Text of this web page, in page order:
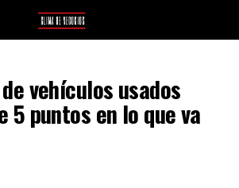
vehículos usados
5 puntos en lo que va